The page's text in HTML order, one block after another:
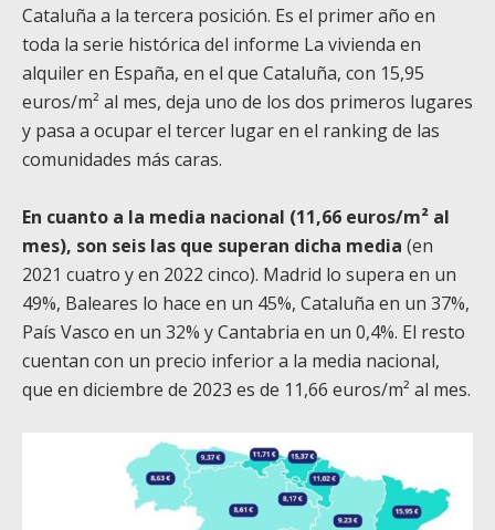
Cataluña a la tercera posición. Es el primer año en
toda la serie histórica del informe La vivienda en
alquiler en España, en el que Cataluña, con 15,95
euros/m² al mes, deja uno de los dos primeros lugares
y pasa a ocupar el tercer lugar en el ranking de las
comunidades más caras.
En cuanto a la media nacional (11,66 euros/m² al
mes), son seis las que superan dicha media (en
2021 cuatro y en 2022 cinco). Madrid lo supera en un
49%, Baleares lo hace en un 45%, Cataluña en un 37%,
País Vasco en un 32% y Cantabria en un 0,4%. El resto
cuentan con un precio inferior a la media nacional,
que en diciembre de 2023 es de 11,66 euros/m² al mes.